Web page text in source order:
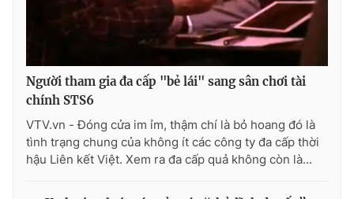
VTV Sức khoẻ Bất động sản
Thị trường 24h Tấm lòng Việt
VTV4
VTV9 VTV8
Người tham gia đa cấp "bẻ lái" sang sân chơi tài
chính STS6
VTV.vn - Đóng cửa im ỉm, thậm chí là bỏ hoang đó là
tình trạng chung của không ít các công ty đa cấp thời
hậu Liên kết Việt. Xem ra đa cấp quả không còn là...